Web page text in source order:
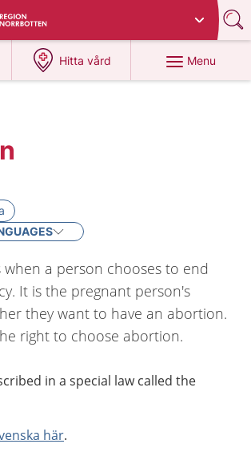
1177
region
Hitta vård
at 1177.se
Menu
a person chooses to end
It is the pregnant person's
they want to have an abortion.
right to choose abortion.
in a special law called the
här.